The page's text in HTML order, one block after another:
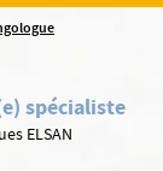
spécialiste
ELSAN